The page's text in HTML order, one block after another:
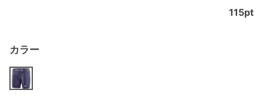
カラー
115pt